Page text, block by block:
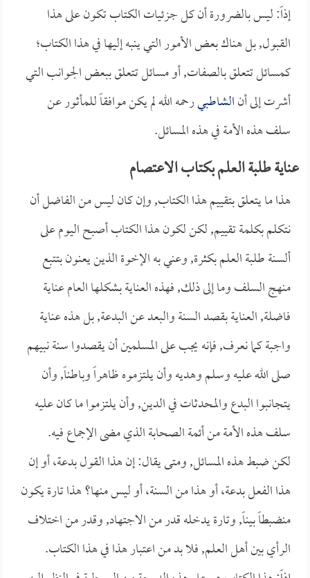
إذاً: ليس بالضرورة أن كل جزئيات الكتاب تكون على هذا
القبول, بل هناك بعض الأمور التي ينبه إليها في هذا الكتاب؛
كمسائل تتعلق بالصفات, أو مسائل تتعلق ببعض الجوانب التي
أشرت إلى أنالشاطبيرحمه الله لم يكن موافقاً للمأثور عن
سلف هذه الأمة في هذه المسائل.
عناية طلبة العلم بكتاب الاعتصام
هذا ما يتعلق بتقييم هذا الكتاب, وإن كان ليس من الفاضل أن
نتكلم بكلمة تقييم, لكن لكون هذا الكتاب أصبح اليوم على
ألسنة طلبة العلم بكثرة, وعني به الإخوة الذين يعنون بتتبع
منهج السلف وما إلى ذلك, فهذه العناية بشكلها العام عناية
فاضلة, العناية بقصد السنة والبعد عن البدعة, بل هذه عناية
واجبة كما نعرف, فإنه يجب على المسلمين أن يقصدوا سنة نبيهم
صلى الله عليه وسلم وهديه وأن يلتزموه ظاهراً وباطناً, وأن
يتجانبوا البدع والمحدثات في الدين, وأن يلتزموا ما كان عليه
سلف هذه الأمة من أئمة الصحابة الذي مضى الإجماع فيه.
لكن ضبط هذه المسائل, ومتى يقال: إن هذا القول بدعة، أو إن
هذا الفعل بدعة، أو هذا من السنة، أو ليس منها؟ هذا تارة يكون
منضبطاً بيناً, وتارة يدخله قدر من الاجتهاد, وقدر من اختلاف
الرأي بين أهل العلم, فلا بد من اعتبار هذا في هذا الكتاب.